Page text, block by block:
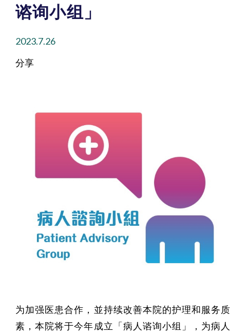
谘询小组」
2023.7.26
分享
为加强医患合作，並持续改善本院的护理和服务
素，本院将于今年成立「病人谘询小组」，为病